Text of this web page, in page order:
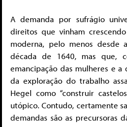
A demanda por sufrágio
direitos que vinham
moderna, pelo menos desde
década de 1640, mas que,
emancipação das mulheres e
da exploração do trabalho
Hegel como “construir
utópico. Contudo, certamente
demandas são as precursoras